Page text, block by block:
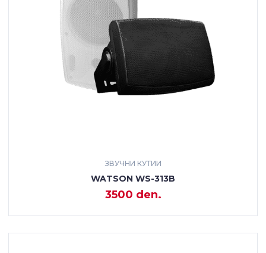
ЗВУЧНИ КУТИИ
WATSON WS-313B
3500 den.